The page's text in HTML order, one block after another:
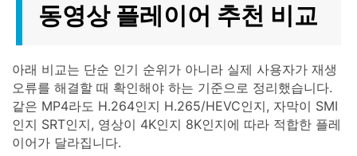
동영상 플레이어 추천 비교
아래 비교는 단순 인기 순위가 아니라 실제 사용자가 재생
오류를 해결할 때 확인해야 하는 기준으로 정리했습니다.
같은 MP4라도 H.264인지 H.265/HEVC인지, 자막이 SMI
인지 SRT인지, 영상이 4K인지 8K인지에 따라 적합한 플레
이어가 달라집니다.